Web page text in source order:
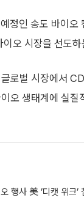
정인 송도 바이
오 시장을 선도
로벌 시장에서
오 생태계에 실
행사 美 ’디캣 위크’